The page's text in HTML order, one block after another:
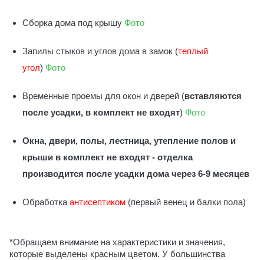
Сборка дома под крышу Фото
Запилы стыков и углов дома в замок (теплый
угол) Фото
Временные проемы для окон и дверей (вставляются
после усадки, в комплект не входят) Фото
Окна, двери, полы, лестница, утепление полов и
крыши в комплект не входят - отделка
производится после усадки дома через 6-9 месяцев
Обработка антисептиком (первый венец и балки пола)
*Обращаем внимание на характеристики и значения,
которые выделены красным цветом. У большинства